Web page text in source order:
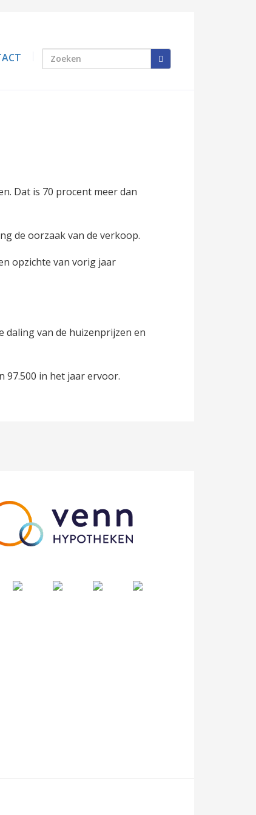
Dat is 70 procent meer dan
de oorzaak van de verkoop.
opzichte van vorig jaar
daling van de huizenprijzen en
97.500 in het jaar ervoor.